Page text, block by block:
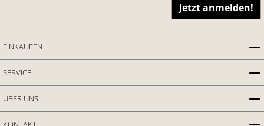
Jetzt anmelden!
EINKAUFEN
SERVICE
ÜBER UNS